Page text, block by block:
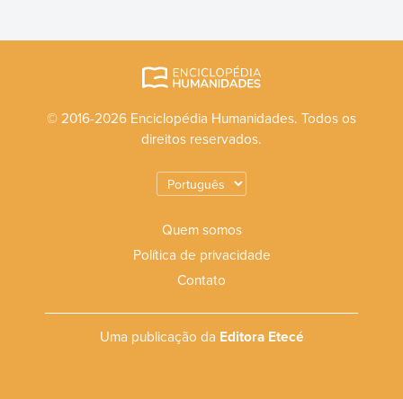
© 2016-2026 Enciclopédia Humanidades. Todos os
direitos reservados.
Quem somos
Política de privacidade
Contato
Uma publicação da Editora Etecé